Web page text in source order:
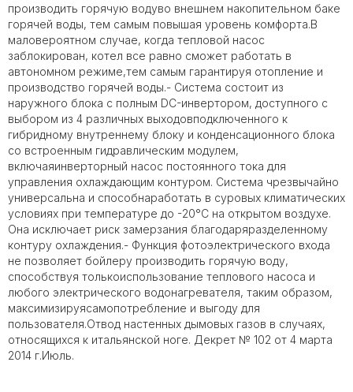
производить горячую водуво внешнем накопительном баке
горячей воды, тем самым повышая уровень комфорта.В
маловероятном случае, когда тепловой насос
заблокирован, котел все равно сможет работать в
автономном режиме,тем самым гарантируя отопление и
производство горячей воды.- Система состоит из
наружного блока с полным DC-инвертором, доступного с
выбором из 4 различных выходовподключенного к
гибридному внутреннему блоку и конденсационного блока
со встроенным гидравлическим модулем,
включаяинверторный насос постоянного тока для
управления охлаждающим контуром. Система чрезвычайно
универсальна и способнаработать в суровых климатических
условиях при температуре до -20°C на открытом воздухе.
Она исключает риск замерзания благодаряразделенному
контуру охлаждения.- Функция фотоэлектрического входа
не позволяет бойлеру производить горячую воду,
способствуя толькоиспользование теплового насоса и
любого электрического водонагревателя, таким образом,
максимизируясамопотребление и выгоду для
пользователя.Отвод настенных дымовых газов в случаях,
относящихся к итальянской ноге. Декрет № 102 от 4 марта
2014 г.Июль.